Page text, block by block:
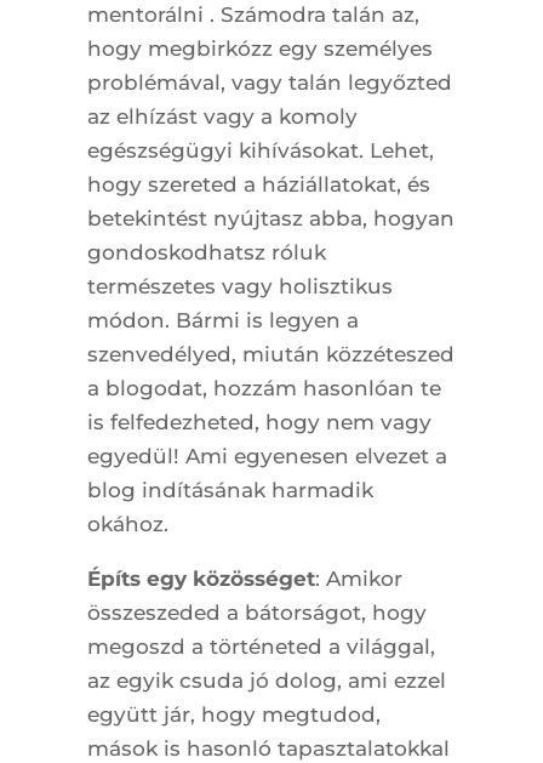
mentorálni . Számodra talán az,
hogy megbirkózz egy személyes
problémával, vagy talán legyőzted
az elhízást vagy a komoly
egészségügyi kihívásokat. Lehet,
hogy szereted a háziállatokat, és
betekintést nyújtasz abba, hogyan
gondoskodhatsz róluk
természetes vagy holisztikus
módon. Bármi is legyen a
szenvedélyed, miután közzéteszed
a blogodat, hozzám hasonlóan te
is felfedezheted, hogy nem vagy
egyedül! Ami egyenesen elvezet a
blog indításának harmadik
okához.
Építs egy közösséget: Amikor
összeszeded a bátorságot, hogy
megoszd a történeted a világgal,
az egyik csuda jó dolog, ami ezzel
együtt jár, hogy megtudod,
mások is hasonló tapasztalatokkal